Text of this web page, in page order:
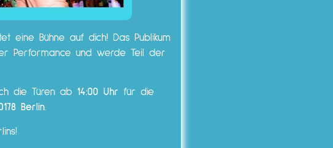
eine Bühne auf dich! Das Publikum
Performance und werde Teil der
die Türen ab 14:00 Uhr für die
Berlin.